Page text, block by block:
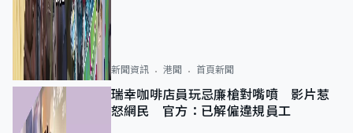
新聞資訊 港聞 首頁新聞
瑞幸咖啡店員玩忌廉槍對嘴噴 影片惹
怒網民 官方：已解僱違規員工